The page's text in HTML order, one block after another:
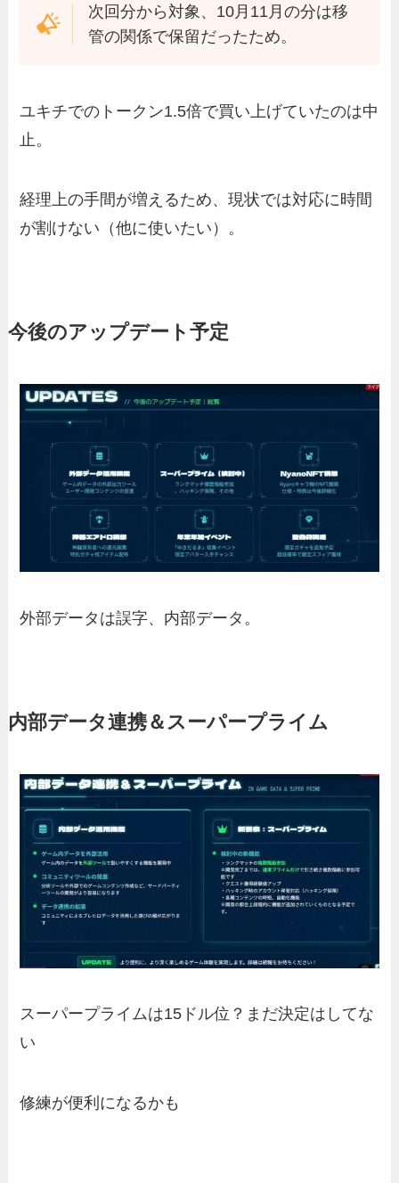
次回分から対象、10月11月の分は移
管の関係で保留だったため。
ユキチでのトークン1.5倍で買い上げていたのは中
止。
経理上の手間が増えるため、現状では対応に時間
が割けない（他に使いたい）。
今後のアップデート予定
外部データは誤字、内部データ。
内部データ連携＆スーパープライム
スーパープライムは15ドル位？まだ決定はしてな
い
修練が便利になるかも